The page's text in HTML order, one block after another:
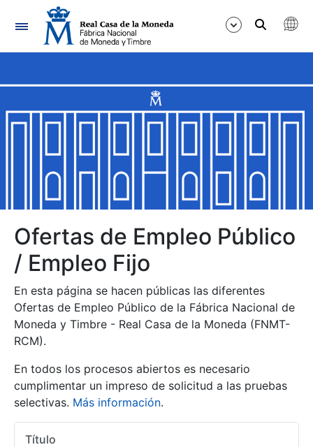
Navegación
Mostrar/Ocultar
Mostrar/Ocultar
Mostrar/Ocultar
Mostrar/Ocultar
Mostrar/Ocultar
Ofertas de Empleo Público
/ Empleo Fijo
En esta página se hacen públicas las diferentes
Ofertas de Empleo Público de la Fábrica Nacional de
Moneda y Timbre - Real Casa de la Moneda (FNMT-
RCM).
En todos los procesos abiertos es necesario
cumplimentar un impreso de solicitud a las pruebas
selectivas. Más información.
Título